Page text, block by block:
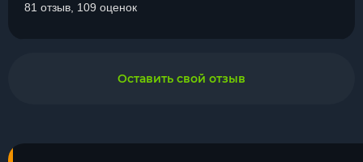
81 отзыв, 109 оценок
Оставить свой отзыв